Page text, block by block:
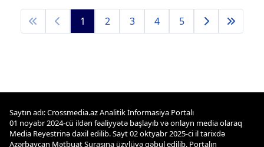
1 2 3 4 5
Saytın adı: Crossmedia.az Analitik İnformasiya Portalı
01 noyabr 2024-cü ildən fəaliyyətə başlayıb və onlayn media olaraq
Media Reyestrinə daxil edilib. Sayt 02 oktyabr 2025-ci il tarixdə
Azərbaycan Mətbuat Şurasına üzvlüyə qəbul edilib. Portalın